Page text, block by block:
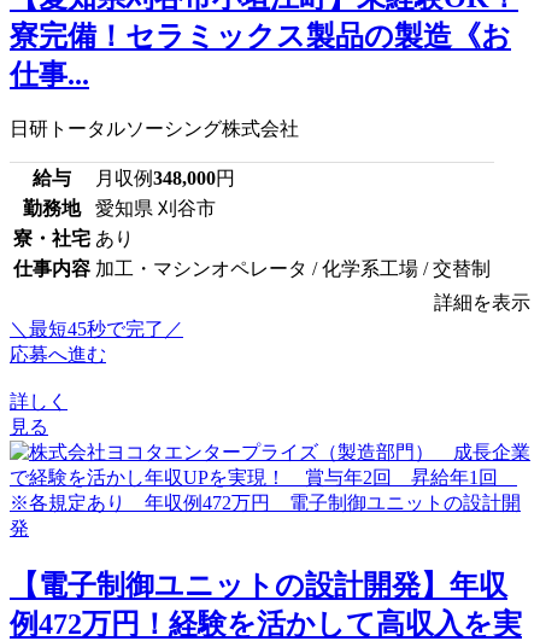
寮完備！セラミックス製品の製造《お
仕事...
日研トータルソーシング株式会社
給与 月収例348,000円
勤務地
愛知県 刈谷市
寮・社宅 あり
仕事内容 加工・マシンオペレータ / 化学系工場 / 交替制
詳細を表示
＼最短45秒で完了／
応募へ進む
詳しく
見る
【電子制御ユニットの設計開発】年収
例472万円！経験を活かして高収入を実